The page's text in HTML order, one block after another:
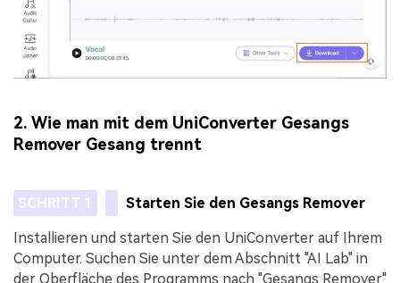
2. Wie man mit dem UniConverter Gesangs
Remover Gesang trennt
SCHRITT 1 Starten Sie den Gesangs Remover
Installieren und starten Sie den UniConverter auf Ihrem
Computer. Suchen Sie unter dem Abschnitt "AI Lab" in
der Oberfläche des Programms nach "Gesangs Remover"